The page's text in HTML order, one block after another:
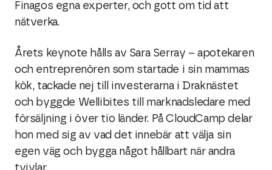
Finagos egna experter, och gott om tid att
nätverka.
Årets keynote hålls av Sara Serray – apotekaren
och entreprenören som startade i sin mammas
kök, tackade nej till investerarna i Draknästet
och byggde Wellibites till marknadsledare med
försäljning i över tio länder. På CloudCamp delar
hon med sig av vad det innebär att välja sin
egen väg och bygga något hållbart när andra